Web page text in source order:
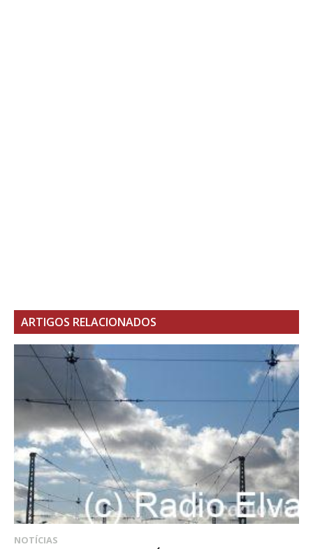
ARTIGOS RELACIONADOS
NOTÍCIAS